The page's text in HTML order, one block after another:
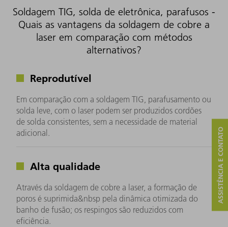
Soldagem TIG, solda de eletrônica, parafusos -
Quais as vantagens da soldagem de cobre a
laser em comparação com métodos
alternativos?
Reprodutível
Em comparação com a soldagem TIG, parafusamento ou
solda leve, com o laser podem ser produzidos cordões
de solda consistentes, sem a necessidade de material
adicional.
Alta qualidade
Através da soldagem de cobre a laser, a formação de
poros é suprimida&nbsp pela dinâmica otimizada do
banho de fusão; os respingos são reduzidos com
eficiência.
ASSISTÊNCIA E CONTATO